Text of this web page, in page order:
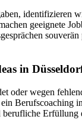
identifizieren
geeignete
in
oder wegen
Erfüllung